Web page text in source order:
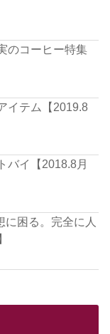
のコーヒー特集
イテム【2019.8
バイ【2018.8月
困る。完全に人